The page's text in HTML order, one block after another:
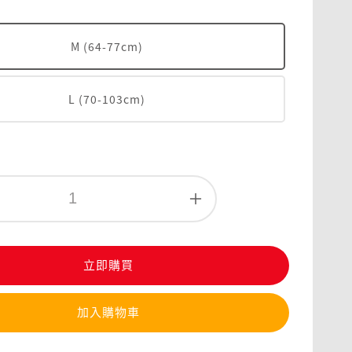
M (64-77cm)
L (70-103cm)
立即購買
加入購物車